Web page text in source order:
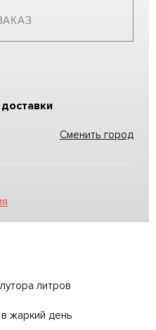
Сменить город
литров
жаркий день